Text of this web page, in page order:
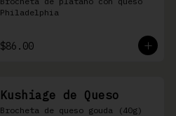
Philadelphia
$86.00
Kushiage de Queso
Brocheta de queso gouda (40g)